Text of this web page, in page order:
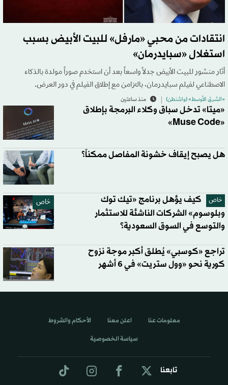
انتقادات من محبي «مارفل» للبيت الأبيض بسبب
استغلال «سبايدرمان»
أثار منشور للبيت الأبيض جدلاً واسعاً بعد أن استخدم صوراً مولدة بالذكاء
الاصطناعي لفيلم سبايدرمان، بالتزامن مع إطلاق الفيلم في دور العرض.
«الشرق الأوسط» (واشنطن) منذ ساعتين
«ميتا» تدخل سباق وكلاء البرمجة بإطلاق
«Muse Code»
هل يصبح إيقاف خشونة المفاصل ممكناً؟
خاص خاص
كيف يؤهل برنامج «تيك توك
وبلوسوم» الشركات الناشئة للاستثمار
والتوسع في السوق السعودية؟
تراجع «كوسبي» يُطلق أكبر موجة نزوح
كورية نحو «وول ستريت» في 6 أشهر
تابعنا
معلومات عنا اعلن معنا الأحكام والشروط
سياسة الخصوصية